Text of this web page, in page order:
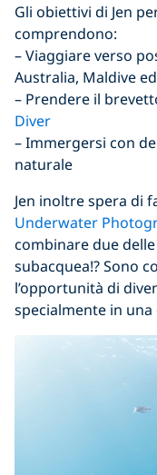
Gli obiettivi di Jen
comprendono:
– Viaggiare verso
Australia, Maldive
– Prendere il
Diver
– Immergersi con
naturale
Jen inoltre spera di
Underwater
combinare due
subacquea!? Sono
l’opportunità di
specialmente in una